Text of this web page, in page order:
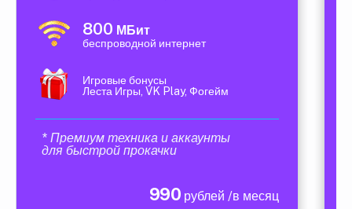
800 МБит
беспроводной интернет
Игровые бонусы
Леста Игры, VK Play, Фогейм
* Премиум техника и аккаунты
для быстрой прокачки
990 рублей /в месяц